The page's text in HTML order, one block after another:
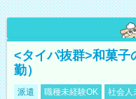
<タイパ抜群>和菓子
勤）
派遣 職種未経験OK 社会人